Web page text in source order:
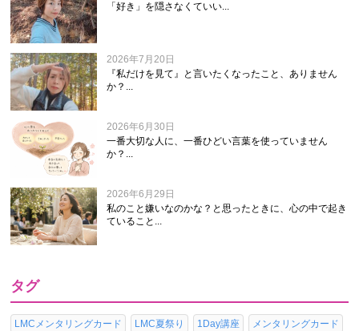
「好き」を隠さなくていい...
2026年7月20日
『私だけを見て』と言いたくなったこと、ありません
か？...
2026年6月30日
一番大切な人に、一番ひどい言葉を使っていません
か？...
2026年6月29日
私のこと嫌いなのかな？と思ったときに、心の中で起き
ていること...
タグ
LMCメンタリングカード LMC夏祭り 1Day講座
メンタリングカード